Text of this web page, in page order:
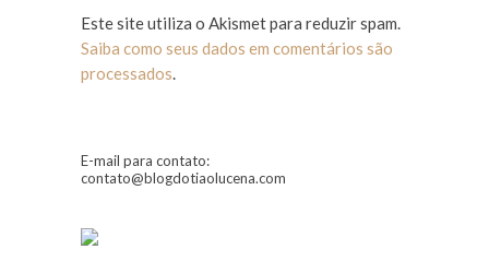
Este site utiliza o Akismet para reduzir spam.
Saiba como seus dados em comentários são
processados.
E-mail para contato:
contato@blogdotiaolucena.com